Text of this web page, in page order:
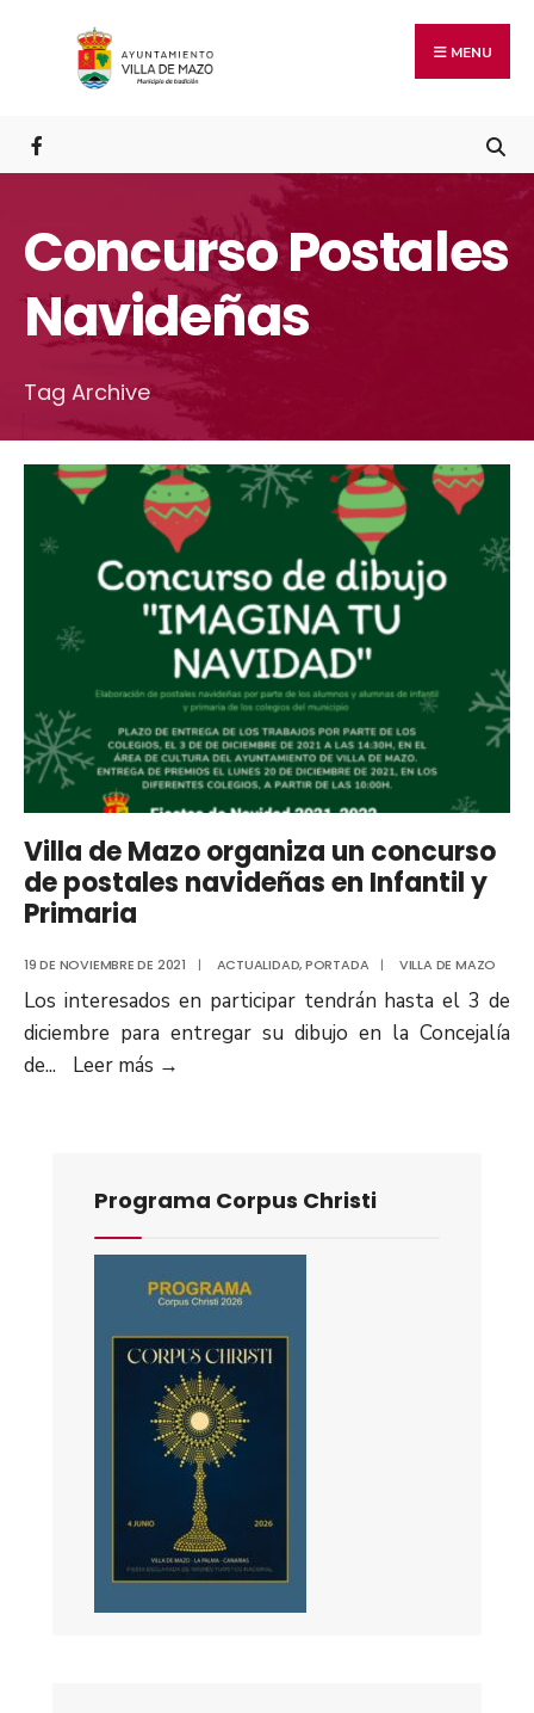
MENU
Concurso Postales
Navideñas
Tag Archive
Villa de Mazo organiza un concurso
de postales navideñas en Infantil y
Primaria
19 DE NOVIEMBRE DE 2021 | ACTUALIDAD,PORTADA | VILLA DE MAZO
Los interesados en participar tendrán hasta el 3 de
diciembre para entregar su dibujo en la Concejalía
de... Leer más →
Programa Corpus Christi